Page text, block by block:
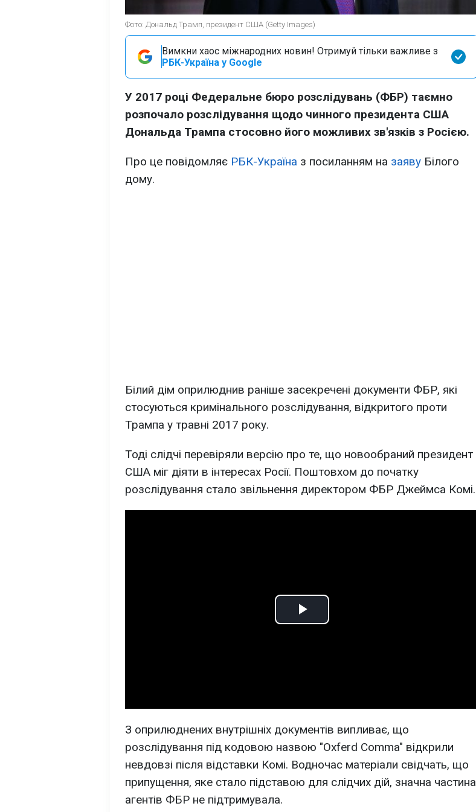
Фото: Дональд Трамп, президент США (Getty Images)
Вимкни хаос міжнародних новин! Отримуй тільки важливе з
РБК-Україна у Google
У 2017 році Федеральне бюро розслідувань (ФБР) таємно
розпочало розслідування щодо чинного президента США
Дональда Трампа стосовно його можливих зв'язків з Росією.
Про це повідомляє РБК-Україна з посиланням на заяву Білого
дому.
Білий дім оприлюднив раніше засекречені документи ФБР, які
стосуються кримінального розслідування, відкритого проти
Трампа у травні 2017 року.
Тоді слідчі перевіряли версію про те, що новообраний президент
США міг діяти в інтересах Росії. Поштовхом до початку
розслідування стало звільнення директором ФБР Джеймса Комі.
Play
З оприлюднених внутрішніх документів випливає, що
розслідування під кодовою назвою "Oxferd Comma" відкрили
невдовзі після відставки Комі. Водночас матеріали свідчать, що
припущення, яке стало підставою для слідчих дій, значна частина
агентів ФБР не підтримувала.